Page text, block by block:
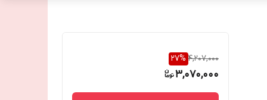
4,207,000
27%
3,070,000